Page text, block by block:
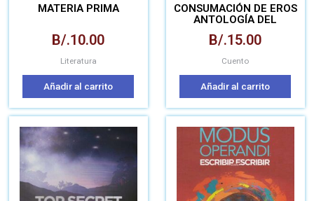
MATERIA PRIMA
B/.10.00
Literatura
Añadir al carrito
CONSUMACIÓN DE EROS
ANTOLOGÍA DEL
PANAMÁ
B/.15.00
Cuento
Añadir al carrito